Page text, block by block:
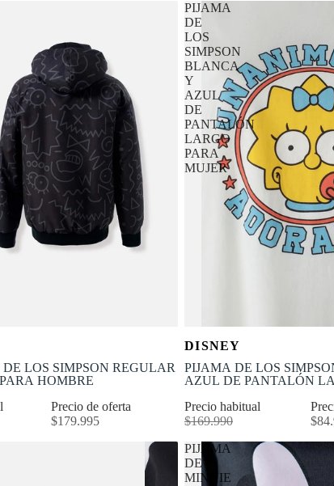
S M L XL
LOS SIMPSON REGULAR
HOMBRE
Precio de oferta
$179.995
PIJAMA
DE
LOS
SIMPSON
BLANCA
Y
AZUL
DE
PANTALÓN
LARGO
PARA
MUJER
-50% OFF
XS S M
DISNEY
PIJAMA DE LOS
AZUL DE PANTALÓN
Precio habitual
$169.990
PIJAMA
DE
MINNIE